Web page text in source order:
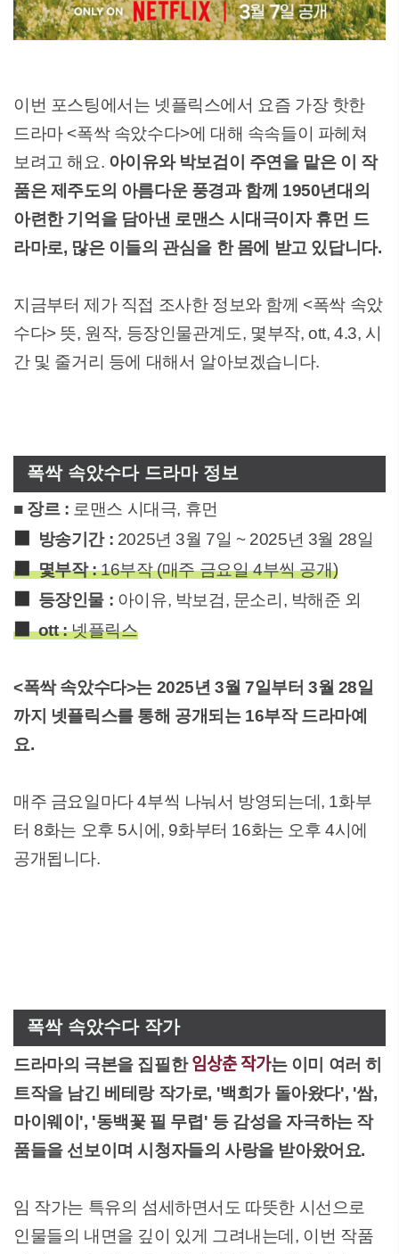
이번 포스팅에서는 넷플릭스에서 요즘 가장 핫한
드라마 <폭싹 속았수다>에 대해 속속들이 파헤쳐
보려고 해요. 아이유와 박보검이 주연을 맡은 이 작
품은 제주도의 아름다운 풍경과 함께 1950년대의
아련한 기억을 담아낸 로맨스 시대극이자 휴먼 드
라마로, 많은 이들의 관심을 한 몸에 받고 있답니다.
지금부터 제가 직접 조사한 정보와 함께 <폭싹 속았
수다> 뜻, 원작, 등장인물관계도, 몇부작, ott, 4.3, 시
간 및 줄거리 등에 대해서 알아보겠습니다.
폭싹 속았수다 드라마 정보
■ 장르 : 로맨스 시대극, 휴먼
■ 방송기간 : 2025년 3월 7일 ~ 2025년 3월 28일
■몇부작 :16부작 (매주 금요일 4부씩 공개)
■ 등장인물 : 아이유, 박보검, 문소리, 박해준 외
■ott :넷플릭스
<폭싹 속았수다>는 2025년 3월 7일부터 3월 28일
까지 넷플릭스를 통해 공개되는 16부작 드라마예
요.
매주 금요일마다 4부씩 나눠서 방영되는데, 1화부
터 8화는 오후 5시에, 9화부터 16화는 오후 4시에
공개됩니다.
폭싹 속았수다 작가
드라마의 극본을 집필한임상춘 작가는 이미 여러 히
트작을 남긴 베테랑 작가로, '백희가 돌아왔다', '쌈,
마이웨이', '동백꽃 필 무렵' 등 감성을 자극하는 작
품들을 선보이며 시청자들의 사랑을 받아왔어요.
임 작가는 특유의 섬세하면서도 따뜻한 시선으로
인물들의 내면을 깊이 있게 그려내는데, 이번 작품